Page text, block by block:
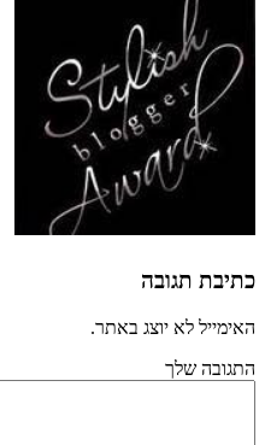
כתיבת תגובה
האימייל לא יוצג באתר.
התגובה שלך